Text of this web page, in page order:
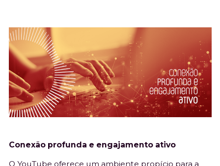
Conexão profunda e engajamento ativo
O YouTube oferece um ambiente propício para a